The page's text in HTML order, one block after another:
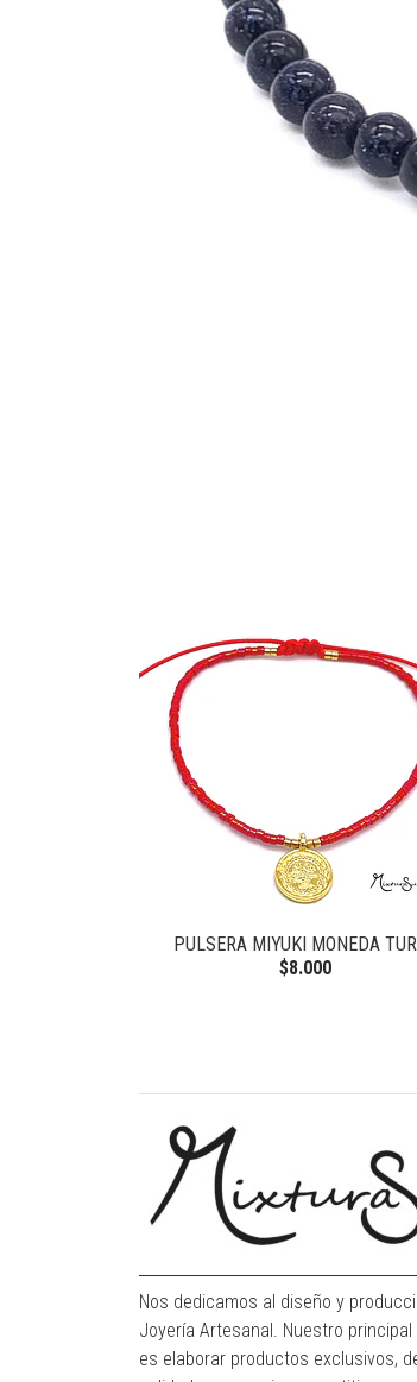
PULSERA MIYUKI MONEDA
$8.000
Nos dedicamos al diseño y
Joyería Artesanal. Nuestro principal
es elaborar productos exclusivos,